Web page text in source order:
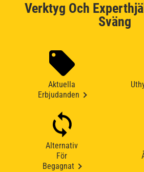
Verktyg Och
Sväng
Aktuella
Erbjudanden
Alternativ
För
Begagnat